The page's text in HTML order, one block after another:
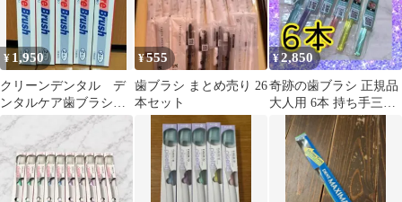
¥ 1,950
クリーンデンタル デ
ンタルケア歯ブラシ
歯周病予防
¥555
歯ブラシ まとめ売り 26
本セット
¥2,850
奇跡の歯ブラシ 正規品
大人用 6本 持ち手三角
リニューアル品